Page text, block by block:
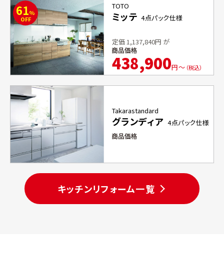
61%
OFF
TOTO
ミッテ 4点パック仕様
定価 1,137,840円 が
438,900円〜 （税込）
Takarastandard
グランディア 4点パック仕様
キッチンリフォーム一覧